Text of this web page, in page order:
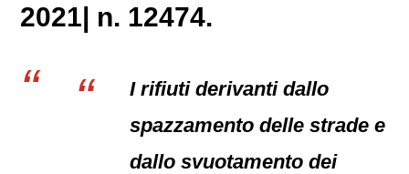
2021| n. 12474.
I rifiuti derivanti dallo
spazzamento delle strade e
dallo svuotamento dei